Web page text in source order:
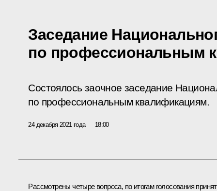
Заседание
по профессиональным
Состоялось заочное заседание
по профессиональным квалификациям.
24 декабря 2021 года 18:00
Рассмотрены четыре вопроса, по итогам голосования